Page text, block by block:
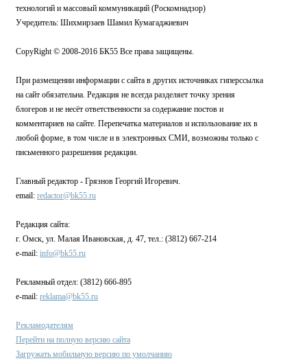
технологий и массовый коммуникаций (Роскомнадзор)
Учредитель: Шихмирзаев Шамил Кумагаджиевич
CopyRight © 2008-2016 БК55 Все права защищены.
При размещении информации с сайта в других источниках гиперссылка
на сайт обязательна. Редакция не всегда разделяет точку зрения
блогеров и не несёт ответственности за содержание постов и
комментариев на сайте. Перепечатка материалов и использование их в
любой форме, в том числе и в электронных СМИ, возможны только с
письменного разрешения редакции.
Главный редактор - Грязнов Георгий Игоревич.
email: redactor@bk55.ru
Редакция сайта:
г. Омск, ул. Малая Ивановская, д. 47, тел.: (3812) 667-214
e-mail: info@bk55.ru
Рекламный отдел: (3812) 666-895
e-mail: reklama@bk55.ru
Рекламодателям
Перейти на полную версию сайта
Загружать мобильную версию по умолчанию